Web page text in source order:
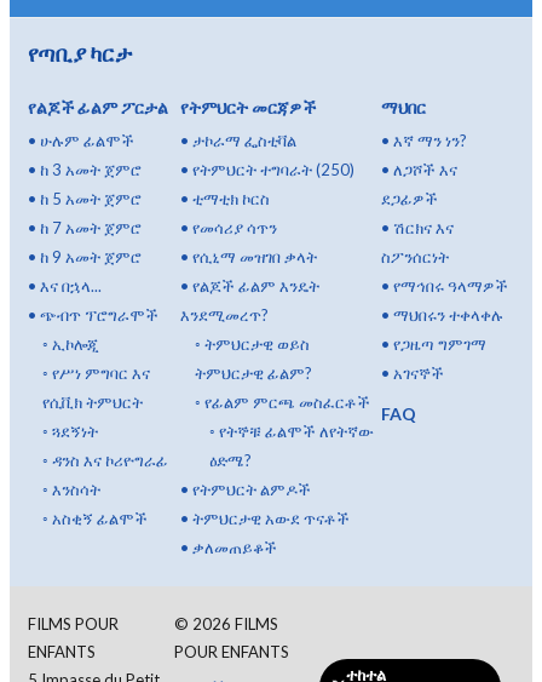
የጣቢያ ካርታ
የልጆች ፊልም ፖርታል
• ሁሉም ፊልሞች
• ከ 3 አመት ጀምሮ
• ከ 5 አመት ጀምሮ
• ከ 7 አመት ጀምሮ
• ከ 9 አመት ጀምሮ
• እና በኋላ...
• ጭብጥ ፕሮግራሞች
◦ ኢኮሎጂ
◦ የሥነ ምግባር እና
የሲቪክ ትምህርት
◦ ጓደኝነት
◦ ዳንስ እና ኮሪዮግራፊ
◦ እንስሳት
◦ አስቂኝ ፊልሞች
የትምህርት መርጃዎች
• ታኮራማ ፌስቲቫል
• የትምህርት ተግባራት (250)
• ቲማቲክ ኮርስ
• የመሳሪያ ሳጥን
• የሲኒማ መዝገበ ቃላት
• የልጆች ፊልም እንዴት
እንደሚመረጥ?
◦ ትምህርታዊ ወይስ
ትምህርታዊ ፊልም?
◦ የፊልም ምርጫ መስፈርቶች
◦ የትኞቹ ፊልሞች ለየትኛው
ዕድሜ?
• የትምህርት ልምዶች
• ትምህርታዊ አውደ ጥናቶች
• ቃለመጠይቆች
ማህበር
•እኛ ማን ነን?
•ለጋሾች እና
ደጋፊዎች
• ሽርክና እና
ስፖንሰርነት
•የማኅበሩ ዓላማዎች
•ማህበሩን ተቀላቀሉ
•የጋዜጣ ግምገማ
•አገናኞች
FAQ
FILMS POUR
ENFANTS
© 2026 FILMS
POUR ENFANTS
ተከተል